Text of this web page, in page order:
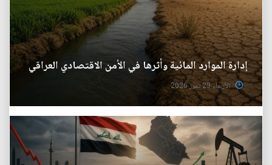
إدارة الموارد المائية وأثرها في الأمن الاقتصادي العراقي
الأربعاء 29 تموز 2026